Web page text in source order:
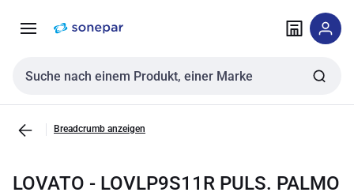
NavigationInhalt
Sucheingabe
Breadcrumb anzeigen
LOVATO - LOVLP9S11R PULS. PALMO